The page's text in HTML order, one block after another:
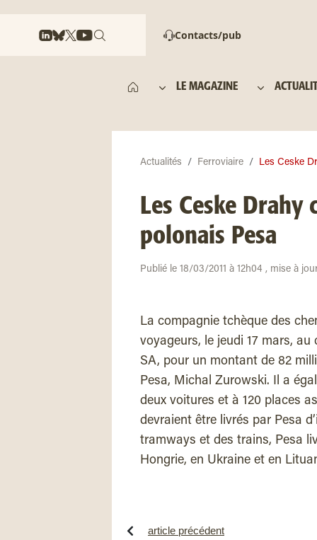
Contacts/pub
LE MAGAZINE
Actualités Ferroviaire Les Ceske
Les Ceske
polonais Pesa
Publié le 18/03/2011 à 12h04 , mise à
La compagnie tchèque des
voyageurs, le jeudi 17 mars,
SA, pour un montant de 82
Pesa, Michal Zurowski. Il a
deux voitures et à 120 places
devraient être livrés par Pesa
tramways et des trains, Pesa
Hongrie, en Ukraine et en
article précédent